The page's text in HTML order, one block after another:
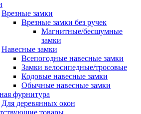
Врезные замки
Врезные замки без ручек
Магнитные/бесшумные
замки
Навесные замки
Всепогодные навесные замки
Замки велосипедные/тросовые
Кодовые навесные замки
Обычные навесные замки
фурнитура
Для деревянных окон